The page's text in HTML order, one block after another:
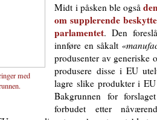
med
Midt i påsken ble også
om supplerende
parlamentet. Den
innføre en såkalt
produsenter av generiske
produsere disse i EU
lagre slike produkter i
Bakgrunnen for
forbudet etter